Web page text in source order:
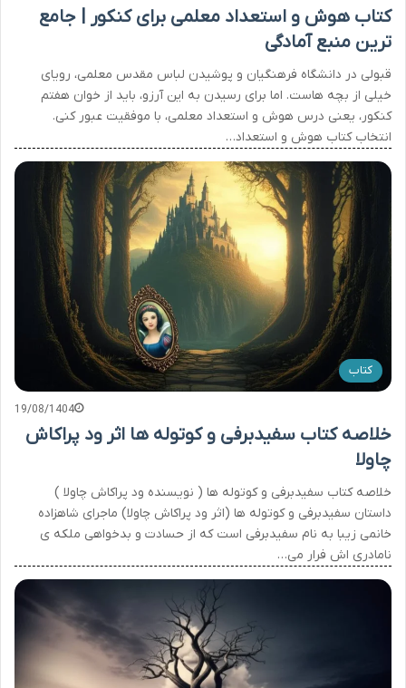
کتاب هوش و استعداد معلمی برای کنکور | جامع
ترین منبع آمادگی
قبولی در دانشگاه فرهنگیان و پوشیدن لباس مقدس معلمی، رویای
خیلی از بچه هاست. اما برای رسیدن به این آرزو، باید از خوان هفتم
کنکور، یعنی درس هوش و استعداد معلمی، با موفقیت عبور کنی.
انتخاب کتاب هوش و استعداد…
کتاب
19/08/1404
خلاصه کتاب سفیدبرفی و کوتوله ها اثر ود پراکاش
چاولا
خلاصه کتاب سفیدبرفی و کوتوله ها ( نویسنده ود پراکاش چاولا )
داستان سفیدبرفی و کوتوله ها (اثر ود پراکاش چاولا) ماجرای شاهزاده
خانمی زیبا به نام سفیدبرفی است که از حسادت و بدخواهی ملکه ی
نامادری اش فرار می…